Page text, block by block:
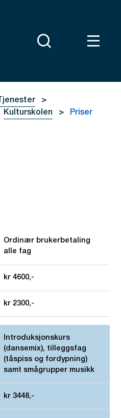
Tjenester
Kulturskolen Priser
Ordinær brukerbetaling
alle fag
kr 4600,-
kr 2300,-
Introduksjonskurs
(dansemix), tilleggsfag
(tåspiss og fordypning)
samt smågrupper musikk
kr 3448,-